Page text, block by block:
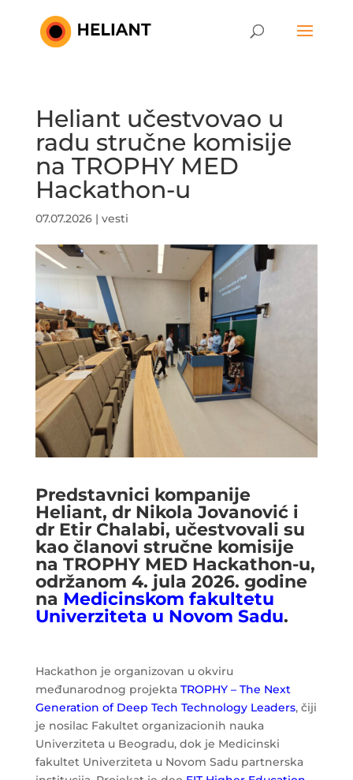
Heliant učestvovao u
radu stručne komisije
na TROPHY MED
Hackathon-u
07.07.2026| vesti
Predstavnici kompanije
Heliant, dr Nikola Jovanović i
dr Etir Chalabi, učestvovali su
kao članovi stručne komisije
na TROPHY MED Hackathon-u,
održanom 4. jula 2026. godine
na Medicinskom fakultetu
Univerziteta u Novom Sadu.
Hackathon je organizovan u okviru
međunarodnog projekta TROPHY – The Next
Generation of Deep Tech Technology Leaders, čiji
je nosilac Fakultet organizacionih nauka
Univerziteta u Beogradu, dok je Medicinski
fakultet Univerziteta u Novom Sadu partnerska